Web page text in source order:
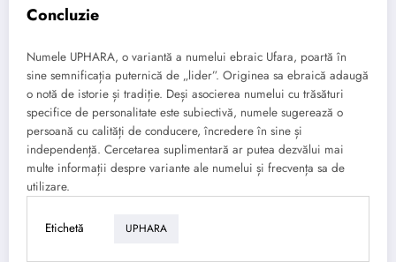
Concluzie
Numele UPHARA, o variantă a numelui ebraic Ufara, poartă în
sine semnificația puternică de „lider”. Originea sa ebraică adaugă
o notă de istorie și tradiție. Deși asocierea numelui cu trăsături
specifice de personalitate este subiectivă, numele sugerează o
persoană cu calități de conducere, încredere în sine și
independență. Cercetarea suplimentară ar putea dezvălui mai
multe informații despre variante ale numelui și frecvența sa de
utilizare.
Etichetă UPHARA